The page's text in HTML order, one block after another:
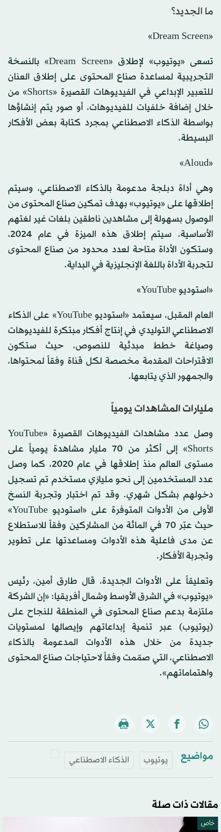
ما الجديد؟
«Dream Screen»
تسعى «يوتيوب» لإطلاق «Dream Screen» بالنسخة
التجريبية لمساعدة صناع المحتوى على إطلاق العنان
للتعبير الإبداعي في الفيديوهات القصيرة «Shorts» من
خلال إضافة خلفيات للفيديوهات، أو صور يتم إنشاؤها
بواسطة الذكاء الاصطناعي بمجرد كتابة بعض الأفكار
البسيطة.
«Aloud»
وهي أداة دبلجة مدعومة بالذكاء الاصطناعي، وسيتم
إطلاقها على «يوتيوب» بهدف تمكين صناع المحتوى من
الوصول بسهولة إلى مشاهدين ناطقين بلغات غير لغتهم
الأساسية. سيتم إطلاق هذه الميزة في عام 2024،
وستكون الأداة متاحة لعدد محدود من صناع المحتوى
لتجربة الأداة باللغة الإنجليزية في البداية.
«استوديو YouTube»
العام المقبل، سيعتمد «استوديو YouTube» على الذكاء
الاصطناعي التوليدي في إنتاج أفكار مبتكرة للفيديوهات
وصياغة خطط مبدئية للنصوص، حيث ستكون
الاقتراحات المقدمة مخصصة لكل قناة وفقاً لمحتواها،
والجمهور الذي يتابعها.
مليارات المشاهدات يومياً
وصل عدد مشاهدات الفيديوهات القصيرة «YouTube
Shorts» إلى أكثر من 70 مليار مشاهدة يومياً على
مستوى العالم منذ إطلاقها في عام 2020، كما وصل
عدد المستخدمين إلى نحو مليارَي مستخدم تم تسجيل
دخولهم بشكل شهري. وقد تم اختبار وتجربة النسخ
الأولى من الأدوات المتوفرة على «استوديو YouTube»
حيث عبّر 70 في المائة من المشاركين وفقاً للاستطلاع
عن مدى فاعلية هذه الأدوات ومساعدتها على تطوير
وتجربة الأفكار.
وتعليقاً على الأدوات الجديدة، قال طارق أمين، رئيس
«يوتيوب» في الشرق الأوسط وشمال أفريقيا: «إن الشركة
ملتزمة بدعم صناع المحتوى في المنطقة للنجاح على
(يوتيوب) عبر تنمية إبداعاتهم وإيصالها لمستويات
جديدة من خلال هذه الأدوات المدعومة بالذكاء
الاصطناعي، التي صمّمت وفقاً لاحتياجات صناع المحتوى
واهتماماتهم».
مواضيع يوتيوب الذكاء الاصطناعي
مقالات ذات صلة
خاص